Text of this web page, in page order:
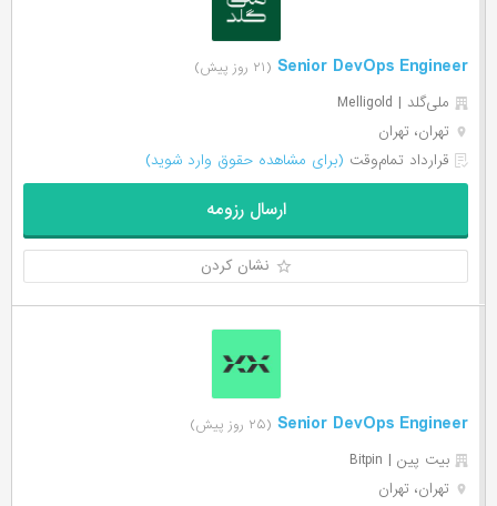
Senior DevOps Engineer (۲۱ روز پیش)
ملی‌گلد | Melligold
تهران، تهران
قرارداد تمام‌وقت (برای مشاهده حقوق وارد شوید)
ارسال رزومه
نشان کردن
Senior DevOps Engineer (۲۵ روز پیش)
بیت‌ پین | Bitpin
تهران، تهران